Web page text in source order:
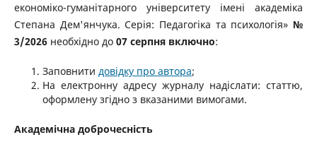
економіко-гуманітарного університету імені академіка
Степана Дем'янчука. Серія: Педагогіка та психологія» №
3/2026необхідно до 07 серпня включно:
Заповнити довідку про автора;
На електронну адресу журналу надіслати: статтю,
оформлену згідно з вказаними вимогами.
Академічна доброчесність